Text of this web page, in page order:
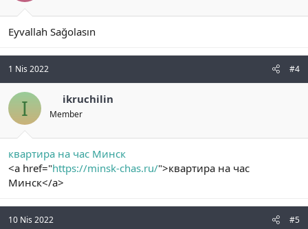
Eyvallah Sağolasın
1 Nis 2022 #4
I ikruchilin
Member
квартира на час Минск
<a href="https://minsk-chas.ru/">квартира на час
Минск</a>
10 Nis 2022 #5